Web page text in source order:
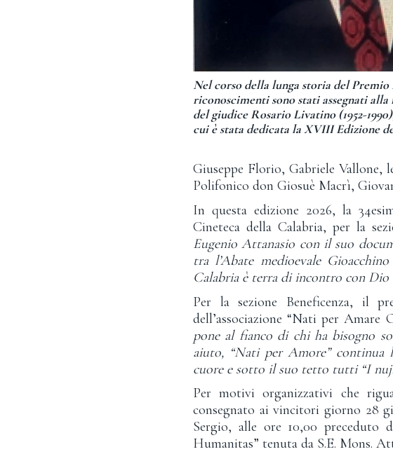
Nel corso della lunga storia del
riconoscimenti sono stati assegnati alla
del giudice Rosario Livatino (1952-
cui è stata dedicata la XVIII Edizione
Giuseppe Florio, Gabriele Vallone,
Polifonico don Giosuè Macrì,
In questa edizione 2026, la
Cineteca della Calabria, per la
Eugenio Attanasio con il suo
tra l’Abate medioevale
Calabria è terra di incontro con
Per la sezione Beneficenza, il
dell’associazione “Nati per Amare
pone al fianco di chi ha bisogno
aiuto, “Nati per Amore” continua
cuore e sotto il suo tetto tutti “I
Per motivi organizzativi che
consegnato ai vincitori giorno 28
Sergio, alle ore 10,00 preceduto
Humanitas” tenuta da S.E. Mons.